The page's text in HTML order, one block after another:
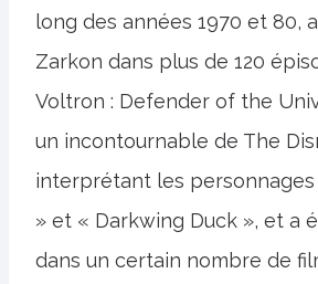
long des années 1970 et 80,
Zarkon dans plus de 120
Voltron : Defender of the
un incontournable de The
interprétant les personnages
» et « Darkwing Duck », et a
dans un certain nombre de